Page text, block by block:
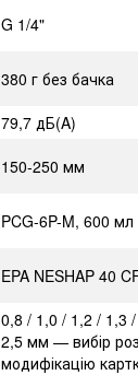
G 1/4"
380 г без бачка
79,7 дБ(A)
150-250 мм
PCG-6P-M, 600 мл
EPA NESHAP 40
0,8 / 1,0 / 1,2 / 1,3
2,5 мм — вибір
модифікацію